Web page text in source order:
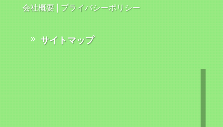
会社概要| プライバシーポリシー
サイトマップ